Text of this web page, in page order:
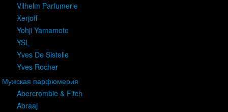
Vilhelm Parfumerie
Xerjoff
Yohji Yamamoto
YSL
Yves De Sistelle
Yves Rocher
Мужская парфюмерия
Abercrombie & Fitch
Abraaj